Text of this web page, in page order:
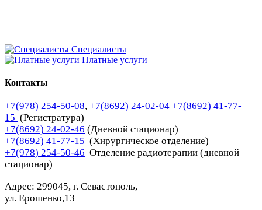
Специалисты
Платные услуги
Контакты
+7(978) 254-50-08, +7(8692) 24-02-04 +7(8692) 41-77-
15 (Регистратура)
+7(8692) 24-02-46 (Дневной стационар)
+7(8692) 41-77-15 (Хирургическое отделение)
+7(978) 254-50-46 Отделение радиотерапии (дневной
стационар)
Адрес: 299045, г. Севастополь,
ул. Ерошенко,13